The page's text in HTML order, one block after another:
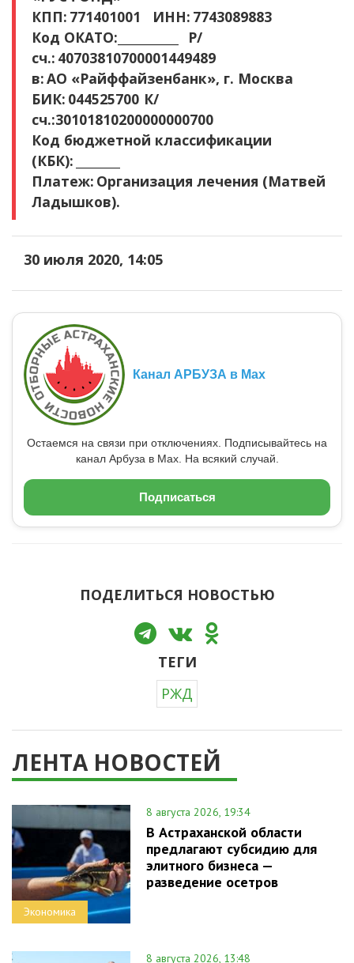
КПП: 771401001 ИНН: 7743089883
Код ОКАТО:___________ P/
сч.: 40703810700001449489
в: АО «Райффайзенбанк», г. Москва
БИК: 044525700 К/
сч.:30101810200000000700
Код бюджетной классификации
(КБК): ________
Платеж: Организация лечения (Матвей
Ладышков).
30 июля 2020, 14:05
Канал АРБУЗА в Max
Остаемся на связи при отключениях. Подписывайтесь на
канал Арбуза в Max. На всякий случай.
Подписаться
ПОДЕЛИТЬСЯ НОВОСТЬЮ
ТЕГИ
РЖД
ЛЕНТА НОВОСТЕЙ
Экономика
8 августа 2026, 19:34
В Астраханской области
предлагают субсидию для
элитного бизнеса —
разведение осетров
8 августа 2026, 13:48